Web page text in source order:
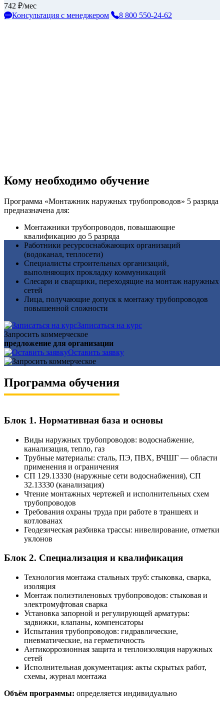
742 ₽/мес
Консультация с менеджером
8 800 550-24-62
Кому необходимо обучение
Программа «Монтажник наружных трубопроводов» 5 разряда
предназначена для:
Монтажники трубопроводов, повышающие
квалификацию до 5 разряда
Работники ресурсоснабжающих организаций
(водоканал, теплосети)
Специалисты строительных организаций,
выполняющих прокладку коммуникаций
Слесари и сварщики, переходящие на монтаж наружных
сетей
Лица, получающие допуск к монтажу трубопроводов
повышенной сложности
Записаться на курс
Запросить коммерческое
предложение для организации
Оставить заявку
Программа обучения
Блок 1. Нормативная база и основы
Виды наружных трубопроводов: водоснабжение,
канализация, тепло, газ
Трубные материалы: сталь, ПЭ, ПВХ, ВЧШГ — области
применения и ограничения
СП 129.13330 (наружные сети водоснабжения), СП
32.13330 (канализация)
Чтение монтажных чертежей и исполнительных схем
трубопроводов
Требования охраны труда при работе в траншеях и
котлованах
Геодезическая разбивка трассы: нивелирование, отметки
уклонов
Блок 2. Специализация и квалификация
Технология монтажа стальных труб: стыковка, сварка,
изоляция
Монтаж полиэтиленовых трубопроводов: стыковая и
электромуфтовая сварка
Установка запорной и регулирующей арматуры:
задвижки, клапаны, компенсаторы
Испытания трубопроводов: гидравлические,
пневматические, на герметичность
Антикоррозионная защита и теплоизоляция наружных
сетей
Исполнительная документация: акты скрытых работ,
схемы, журнал монтажа
Объём программы: определяется индивидуально